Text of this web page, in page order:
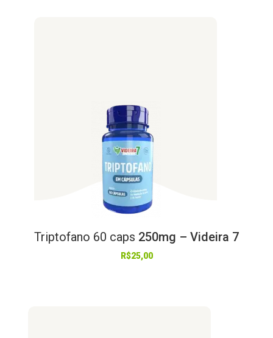
Triptofano 60 caps 250mg – Videira 7
R$25,00